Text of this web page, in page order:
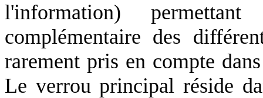
l'information)
complémentaire des
rarement pris en compte
Le verrou principal réside